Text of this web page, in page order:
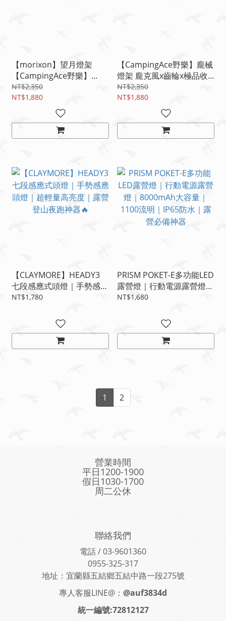
【morixon】望月燈架
【CampingAce野樂】
2024
NT$2,350
NT$1,880
【CampingAce野樂】龐械
燈架 龐克風x齒輪x極品收
藏
NT$2,350
NT$1,880
【CLAYMORE】HEADY3
七段感應式頭燈｜手勢感應
頭燈｜超輕量高亮度｜露營
NT$1,780
PRISM POKET-E多功能LED
露營燈｜行動電源露營燈｜
8000mAh大容量｜1100流
NT$1,680
1 2
營業時間
平日1200-1900
假日1030-1700
周二公休
聯絡我們
電話 / 03-9601360
0955-325-317
地址：宜蘭縣五結鄉五結中路一段275號
專人客服LINE@： @auf3834d
統一編號:72812127